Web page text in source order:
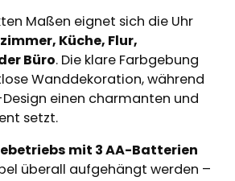
Maßen eignet sich die Uhr
Küche, Flur,
Büro. Die klare Farbgebung
Wanddekoration, während
einen charmanten und
setzt.
mit 3 AA-Batterien
überall aufgehängt werden –